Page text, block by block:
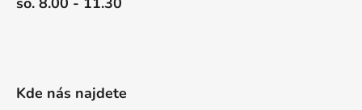
Kde nás najdete